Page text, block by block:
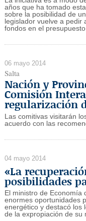
años que ha tomado
sobre la posibilidad de
legislador vuelve a pedir
fondos en el
06 mayo 2014
Salta
Nación y
Comisión
regularización
Las comitivas visitarán
acuerdo con las
04 mayo 2014
«La
posibilidades
El ministro de Economía
enormes oportunidades
energético y destacó los
de la expropiación de su